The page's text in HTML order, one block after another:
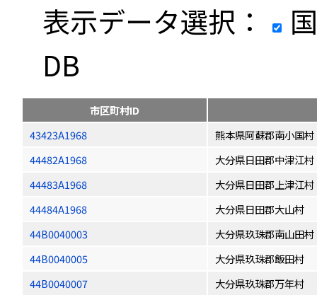
表示データ選択：
DB
市区町村ID
43423A1968
熊本県阿蘇郡南小国村
44482A1968
大分県日田郡中津江村
44483A1968
大分県日田郡上津江村
44484A1968
大分県日田郡大山村
44B0040003
大分県玖珠郡南山田村
44B0040005
大分県玖珠郡飯田村
44B0040007
大分県玖珠郡万年村